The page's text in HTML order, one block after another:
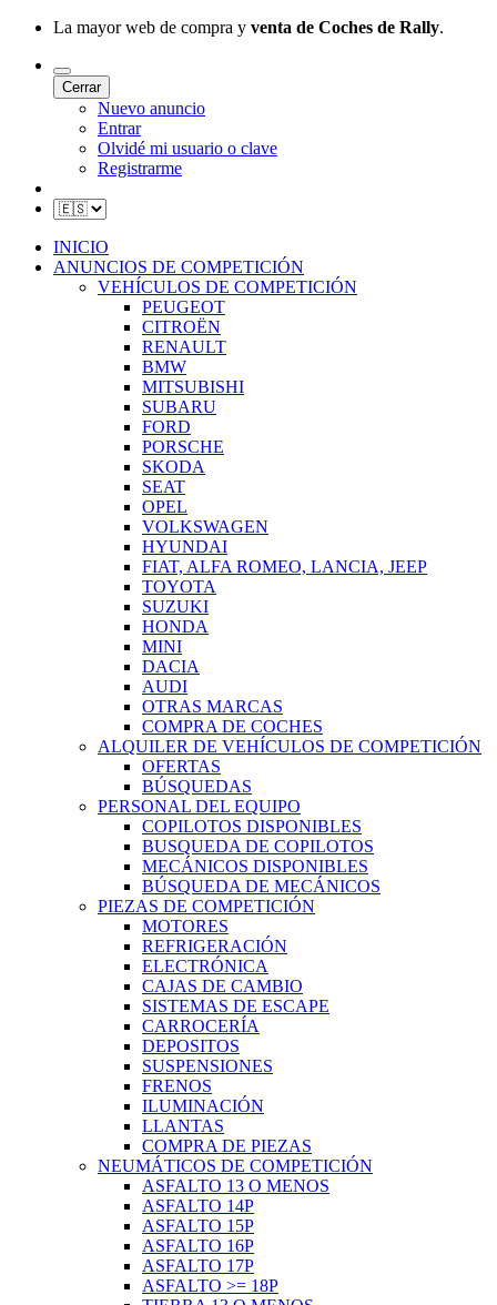
La mayor web de compra y venta de Coches de Rally.
Cerrar
Nuevo anuncio
Entrar
Olvidé mi usuario o clave
Registrarme
INICIO
ANUNCIOS DE COMPETICIÓN
VEHÍCULOS DE COMPETICIÓN
PEUGEOT
CITROËN
RENAULT
BMW
MITSUBISHI
SUBARU
FORD
PORSCHE
SKODA
SEAT
OPEL
VOLKSWAGEN
HYUNDAI
FIAT, ALFA ROMEO, LANCIA, JEEP
TOYOTA
SUZUKI
HONDA
MINI
DACIA
AUDI
OTRAS MARCAS
COMPRA DE COCHES
ALQUILER DE VEHÍCULOS DE COMPETICIÓN
OFERTAS
BÚSQUEDAS
PERSONAL DEL EQUIPO
COPILOTOS DISPONIBLES
BUSQUEDA DE COPILOTOS
MECÁNICOS DISPONIBLES
BÚSQUEDA DE MECÁNICOS
PIEZAS DE COMPETICIÓN
MOTORES
REFRIGERACIÓN
ELECTRÓNICA
CAJAS DE CAMBIO
SISTEMAS DE ESCAPE
CARROCERÍA
DEPOSITOS
SUSPENSIONES
FRENOS
ILUMINACIÓN
LLANTAS
COMPRA DE PIEZAS
NEUMÁTICOS DE COMPETICIÓN
ASFALTO 13 O MENOS
ASFALTO 14P
ASFALTO 15P
ASFALTO 16P
ASFALTO 17P
ASFALTO >= 18P